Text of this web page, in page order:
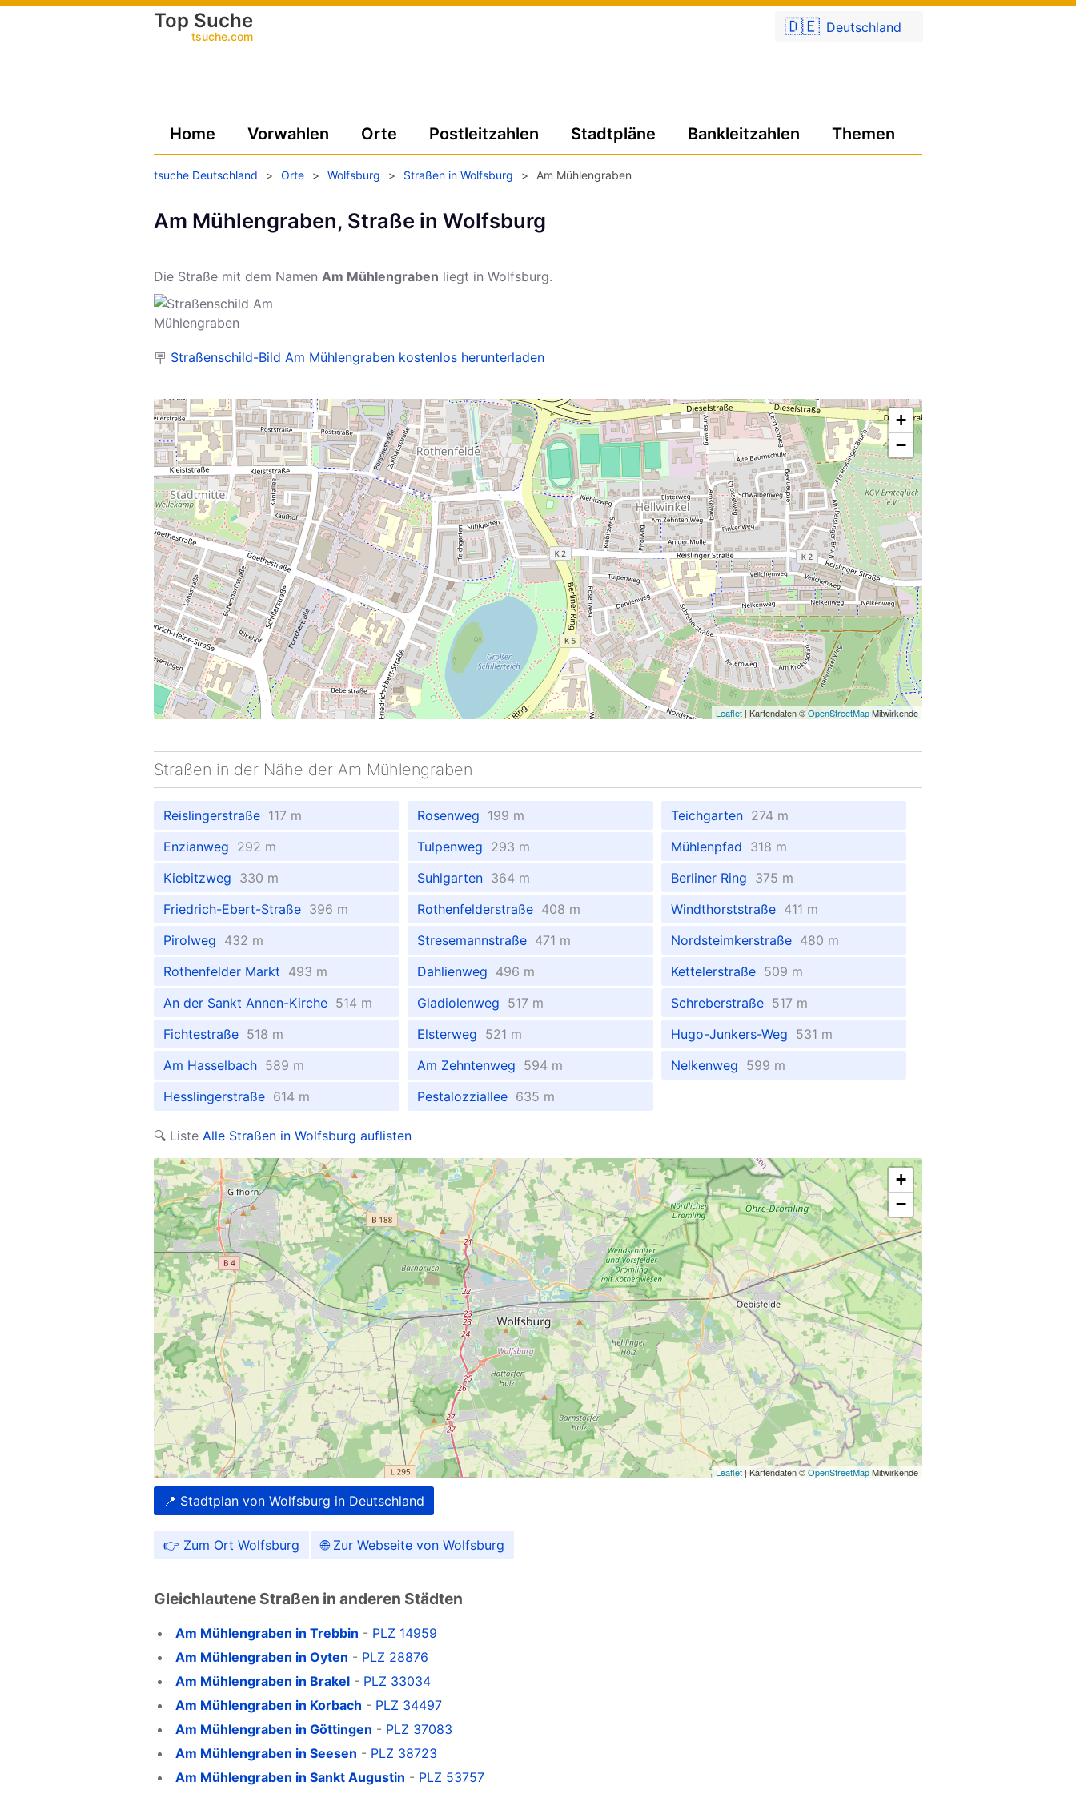
🇩🇪 Deutschland
Top Suche
tsuche.com
Home Vorwahlen Orte Postleitzahlen Stadtpläne Bankleitzahlen Themen
tsuche Deutschland > Orte > Wolfsburg > Straßen in Wolfsburg > Am Mühlengraben
Am Mühlengraben, Straße in Wolfsburg
Die Straße mit dem Namen Am Mühlengraben liegt in Wolfsburg.
🪧 Straßenschild-Bild Am Mühlengraben kostenlos herunterladen
Straßen in der Nähe der Am Mühlengraben
Reislingerstraße 117 m Rosenweg 199 m Teichgarten 274 m
Enzianweg 292 m Tulpenweg 293 m Mühlenpfad 318 m
Kiebitzweg 330 m Suhlgarten 364 m Berliner Ring 375 m
Friedrich-Ebert-Straße 396 m Rothenfelderstraße 408 m Windthorststraße 411 m
Pirolweg 432 m Stresemannstraße 471 m Nordsteimkerstraße 480 m
Rothenfelder Markt 493 m Dahlienweg 496 m Kettelerstraße 509 m
An der Sankt Annen-Kirche 514 m Gladiolenweg 517 m Schreberstraße 517 m
Fichtestraße 518 m Elsterweg 521 m Hugo-Junkers-Weg 531 m
Am Hasselbach 589 m Am Zehntenweg 594 m Nelkenweg 599 m
Hesslingerstraße 614 m Pestalozziallee 635 m
🔍 Liste Alle Straßen in Wolfsburg auflisten
📍 Stadtplan von Wolfsburg in Deutschland
👉 Zum Ort Wolfsburg 🌐 Zur Webseite von Wolfsburg
Gleichlautene Straßen in anderen Städten
Am Mühlengraben in Trebbin - PLZ 14959
Am Mühlengraben in Oyten - PLZ 28876
Am Mühlengraben in Brakel - PLZ 33034
Am Mühlengraben in Korbach - PLZ 34497
Am Mühlengraben in Göttingen - PLZ 37083
Am Mühlengraben in Seesen - PLZ 38723
Am Mühlengraben in Sankt Augustin - PLZ 53757